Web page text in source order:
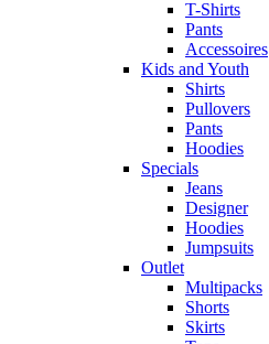
T-Shirts
Pants
Accessoires
Kids and Youth
Shirts
Pullovers
Pants
Hoodies
Specials
Jeans
Designer
Hoodies
Jumpsuits
Outlet
Multipacks
Shorts
Skirts